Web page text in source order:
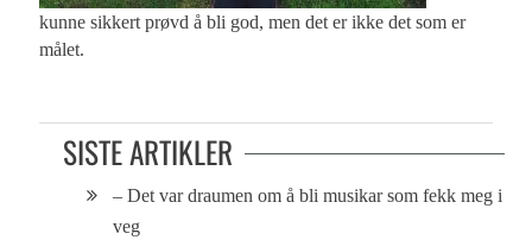
kunne sikkert prøvd å bli god, men det er ikke det som er
målet.
SISTE ARTIKLER
– Det var draumen om å bli musikar som fekk meg i
veg